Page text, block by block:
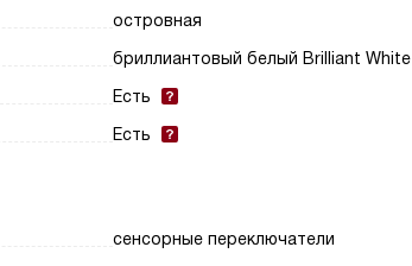
островная
бриллиантовый белый Brilliant White
Есть
Есть
сенсорные переключатели